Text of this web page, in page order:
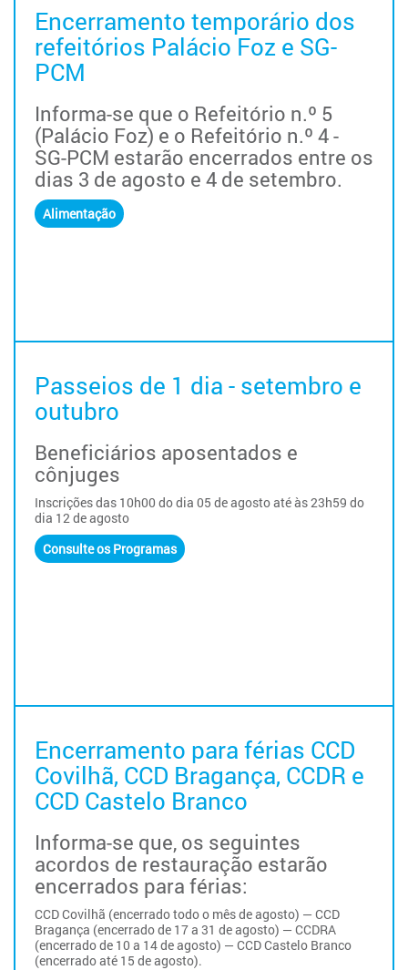
Encerramento temporário dos
refeitórios Palácio Foz e SG-
PCM
Informa-se que o Refeitório n.º 5
(Palácio Foz) e o Refeitório n.º 4 -
SG-PCM estarão encerrados entre os
dias 3 de agosto e 4 de setembro.
Alimentação
Passeios de 1 dia - setembro e
outubro
Beneficiários aposentados e
cônjuges
Inscrições das 10h00 do dia 05 de agosto até às 23h59 do
dia 12 de agosto
Consulte os Programas
Encerramento para férias CCD
Covilhã, CCD Bragança, CCDR e
CCD Castelo Branco
Informa-se que, os seguintes
acordos de restauração estarão
encerrados para férias:
CCD Covilhã (encerrado todo o mês de agosto) — CCD
Bragança (encerrado de 17 a 31 de agosto) — CCDRA
(encerrado de 10 a 14 de agosto) — CCD Castelo Branco
(encerrado até 15 de agosto).